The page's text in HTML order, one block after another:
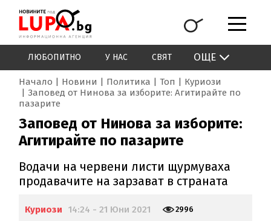
ЛЮБОПИТНО У НАС СВЯТ ОЩЕ
Начало Новини Политика Топ
Куриози
Заповед от Нинова за изборите: Агитирайте по
пазарите
Заповед от Нинова за изборите:
Агитирайте по пазарите
Водачи на червени листи щурмуваха
продавачите на зарзават в страната
Куриози 14:24 - 21 Юни 2021 2996